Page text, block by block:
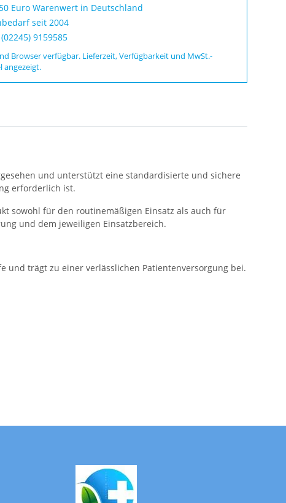
Euro Warenwert in Deutschland
seit 2004
9159585
Browser verfügbar. Lieferzeit, Verfügbarkeit und MwSt.-
angezeigt.
und unterstützt eine standardisierte und sichere
erforderlich ist.
sowohl für den routinemäßigen Einsatz als auch für
und dem jeweiligen Einsatzbereich.
und trägt zu einer verlässlichen Patientenversorgung bei.